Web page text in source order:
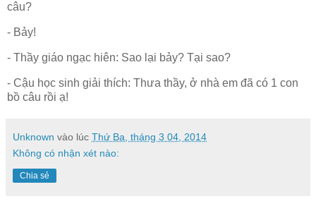
câu?
- Bảy!
- Thầy giáo ngạc hiên: Sao lại bảy? Tại sao?
- Cậu học sinh giải thích: Thưa thầy, ở nhà em đã có 1 con
bồ câu rồi ạ!
Unknown vào lúc Thứ Ba, tháng 3 04, 2014
Không có nhận xét nào:
Chia sẻ